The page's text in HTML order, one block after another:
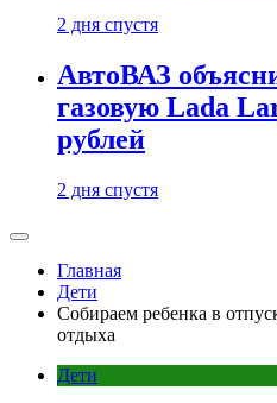
2 дня спустя
АвтоВАЗ
газовую Lada
рублей
2 дня спустя
Главная
Дети
Собираем ребенка в
отдыха
Дети